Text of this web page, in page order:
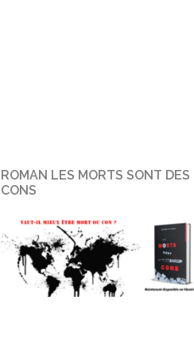
ROMAN LES MORTS SONT DES
CONS